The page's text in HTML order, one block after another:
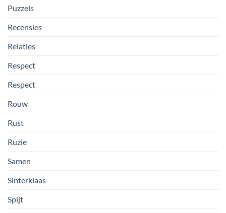
Puzzels
Recensies
Relaties
Respect
Respect
Rouw
Rust
Ruzie
Samen
Sinterklaas
Spijt